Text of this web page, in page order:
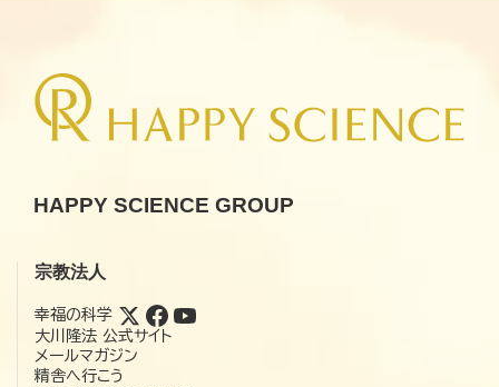
HAPPY SCIENCE GROUP
宗教法人
幸福の科学
大川隆法 公式サイト
メールマガジン
精舎へ行こう